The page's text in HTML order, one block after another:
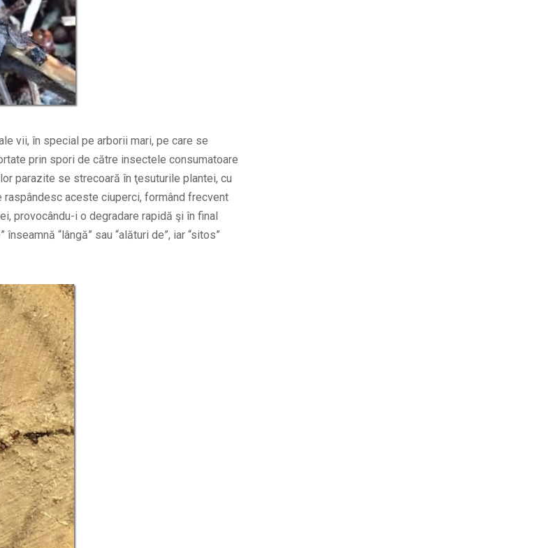
vii, în special pe arborii mari, pe care se
prin spori de către insectele consumatoare
parazite se strecoară în ţesuturile plantei, cu
raspândesc aceste ciuperci, formând frecvent
provocându-i o degradare rapidă şi în final
“lângă” sau “alături de”, iar “sitos”